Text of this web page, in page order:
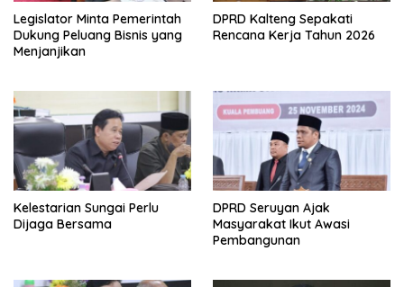
Legislator Minta Pemerintah
Dukung Peluang Bisnis yang
Menjanjikan
DPRD Kalteng Sepakati
Rencana Kerja Tahun 2026
Kelestarian Sungai Perlu
Dijaga Bersama
DPRD Seruyan Ajak
Masyarakat Ikut Awasi
Pembangunan